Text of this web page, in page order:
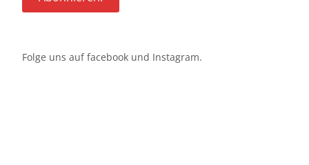
Folge uns auffacebook und Instagram.